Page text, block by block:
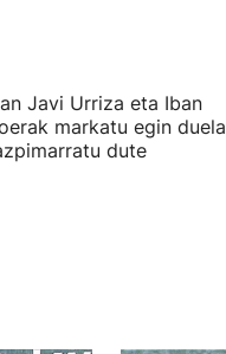
Javi Urriza eta Iban
markatu egin duela
dute